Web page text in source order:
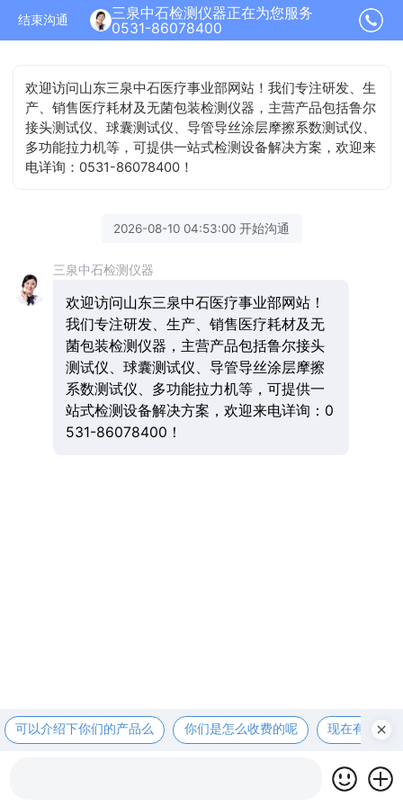
结束沟通
三泉中石检测仪器正在为您服务
0531-86078400
欢迎访问山东三泉中石医疗事业部网站！我们专注研发、生
产、销售医疗耗材及无菌包装检测仪器，主营产品包括鲁尔
接头测试仪、球囊测试仪、导管导丝涂层摩擦系数测试仪、
多功能拉力机等，可提供一站式检测设备解决方案，欢迎来
电详询：0531-86078400！
2026-08-10 04:53:00 开始沟通
三泉中石检测仪器
欢迎访问山东三泉中石医疗事业部网站！
我们专注研发、生产、销售医疗耗材及无
菌包装检测仪器，主营产品包括鲁尔接头
测试仪、球囊测试仪、导管导丝涂层摩擦
系数测试仪、多功能拉力机等，可提供一
站式检测设备解决方案，欢迎来电详询：0
531-86078400！
可以介绍下你们的产品么 你们是怎么收费的呢 现在有优惠